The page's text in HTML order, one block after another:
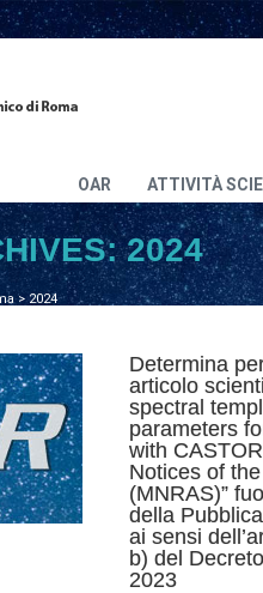
OAR ATTIVITÀ
>2024
2024
Determina
articolo
spectral
parameters
with
Notices of
(MNRAS)”
della
ai sensi
b) del
2023